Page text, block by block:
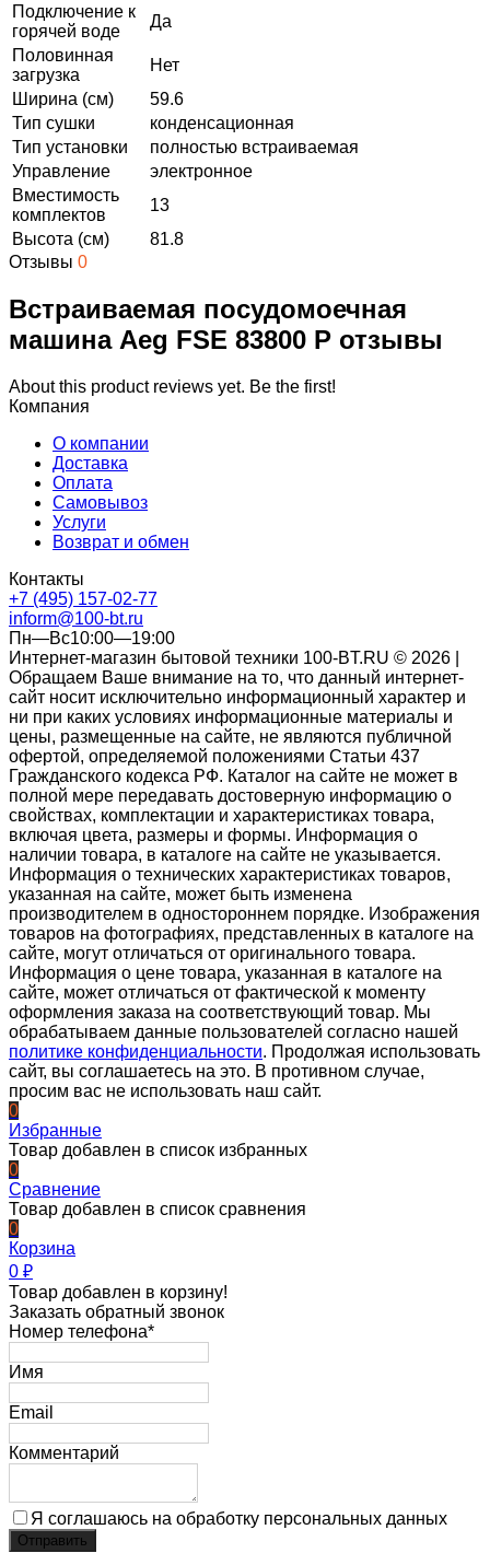
Подключение к
горячей воде
Да
Половинная
загрузка
Нет
Ширина (см)
59.6
Тип сушки
конденсационная
Тип установки
полностью встраиваемая
Управление
электронное
Вместимость
комплектов
13
Высота (см)
81.8
Отзывы 0
Встраиваемая посудомоечная
машина Aeg FSE 83800 P отзывы
About this product reviews yet. Be the first!
Компания
О компании
Доставка
Оплата
Самовывоз
Услуги
Возврат и обмен
Контакты
+7 (495) 157-02-77
inform@100-bt.ru
Пн—Вс10:00—19:00
Интернет-магазин бытовой техники 100-BT.RU © 2026 |
Обращаем Ваше внимание на то, что данный интернет-
сайт носит исключительно информационный характер и
ни при каких условиях информационные материалы и
цены, размещенные на сайте, не являются публичной
офертой, определяемой положениями Статьи 437
Гражданского кодекса РФ. Каталог на сайте не может в
полной мере передавать достоверную информацию о
свойствах, комплектации и характеристиках товара,
включая цвета, размеры и формы. Информация о
наличии товара, в каталоге на сайте не указывается.
Информация о технических характеристиках товаров,
указанная на сайте, может быть изменена
производителем в одностороннем порядке. Изображения
товаров на фотографиях, представленных в каталоге на
сайте, могут отличаться от оригинального товара.
Информация о цене товара, указанная в каталоге на
сайте, может отличаться от фактической к моменту
оформления заказа на соответствующий товар. Мы
обрабатываем данные пользователей согласно нашей
политике конфиденциальности. Продолжая использовать
сайт, вы соглашаетесь на это. В противном случае,
просим вас не использовать наш сайт.
0
Избранные
Товар добавлен в список избранных
0
Сравнение
Товар добавлен в список сравнения
0
Корзина
0 ₽
Товар добавлен в корзину!
Заказать обратный звонок
Номер телефона*
Имя
Email
Комментарий
Я соглашаюсь на обработку персональных данных